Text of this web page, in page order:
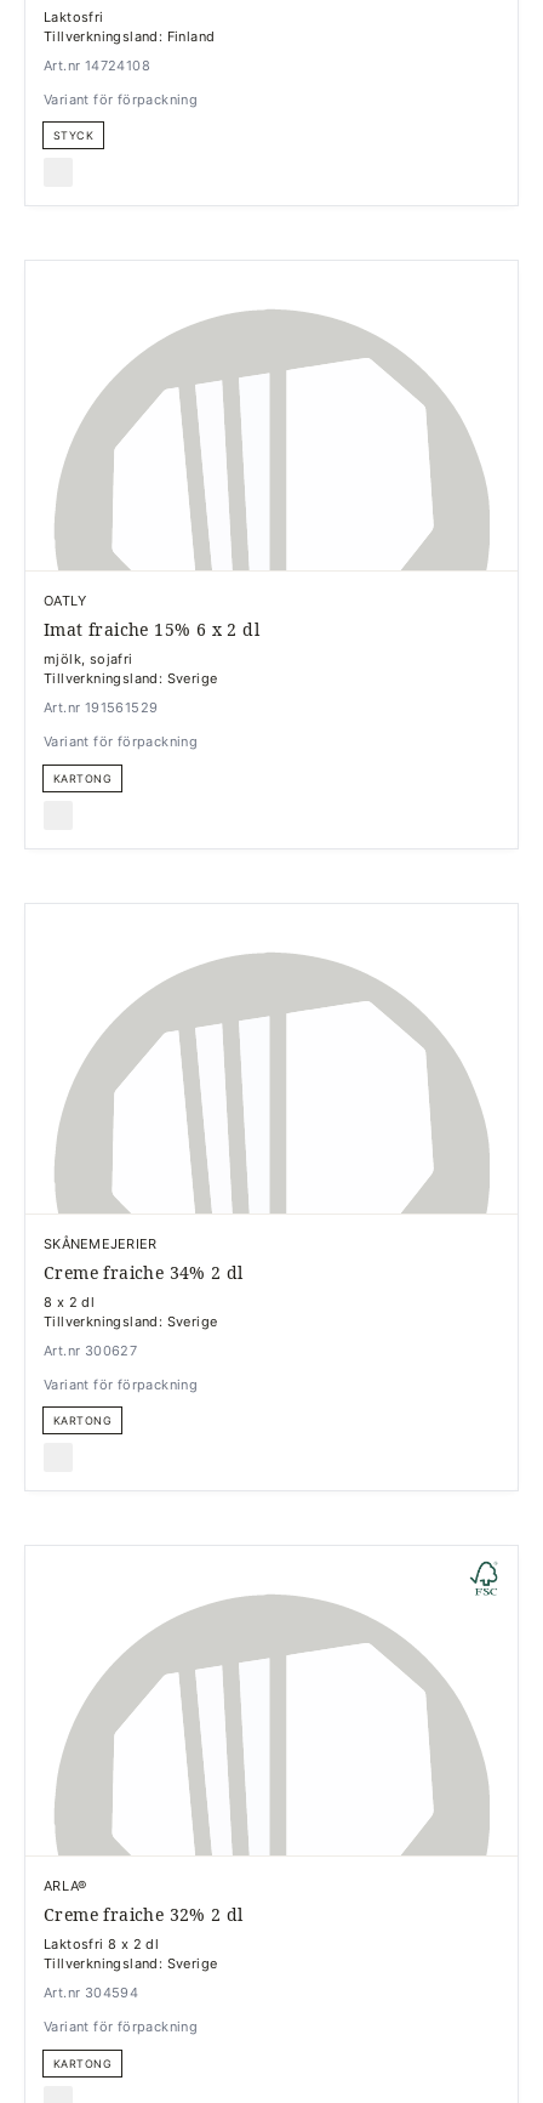
Laktosfri
Tillverkningsland: Finland
Art.nr 14724108
Variant för förpackning
STYCK
OATLY
Imat fraiche 15% 6 x 2 dl
mjölk, sojafri
Tillverkningsland: Sverige
Art.nr 191561529
Variant för förpackning
KARTONG
SKÅNEMEJERIER
Creme fraiche 34% 2 dl
8 x 2 dl
Tillverkningsland: Sverige
Art.nr 300627
Variant för förpackning
KARTONG
ARLA®
Creme fraiche 32% 2 dl
Laktosfri 8 x 2 dl
Tillverkningsland: Sverige
Art.nr 304594
Variant för förpackning
KARTONG